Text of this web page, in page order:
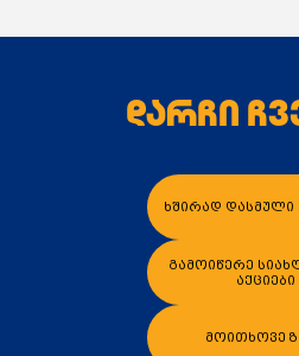
დარჩი
ხშირად დასმული
გამოიწერე
აქციები
მოითხოვე